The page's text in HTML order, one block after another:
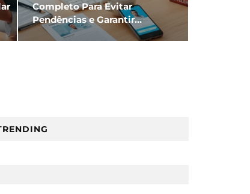
Completo Para Evitar
Pendências e Garantir
Reembolso